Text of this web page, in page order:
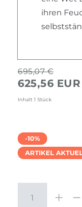
ihren
695,07 €
625,56 EUR
Inhalt 1 Stück
-10%
ARTIKEL